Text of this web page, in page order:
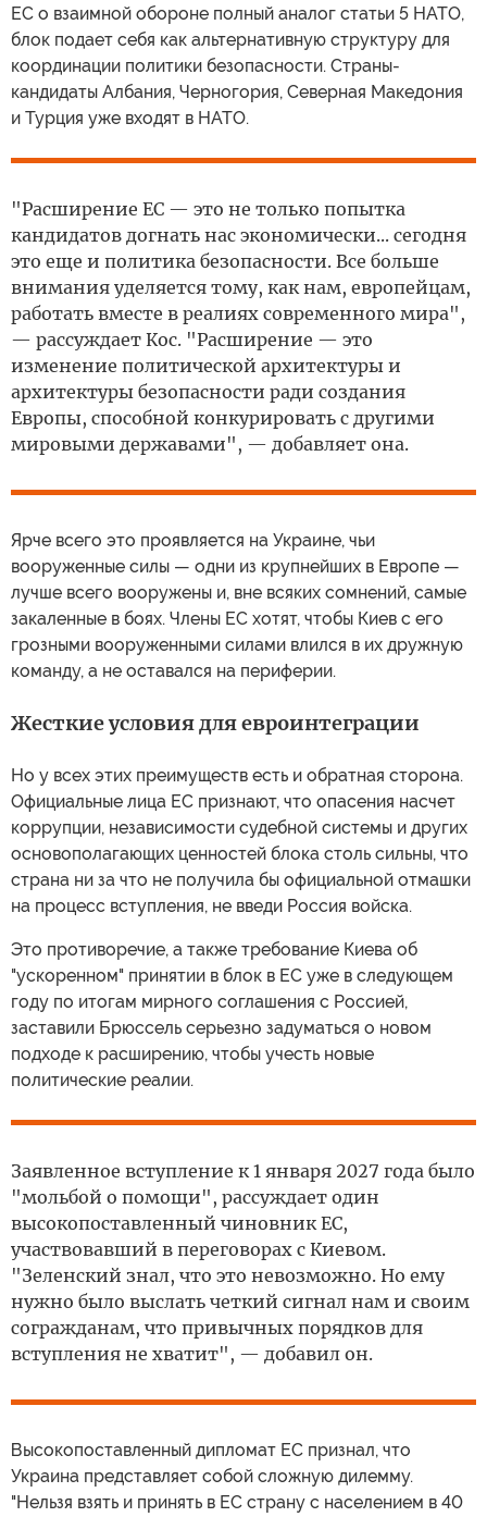
ЕС о взаимной обороне полный аналог статьи 5 НАТО,
блок подает себя как альтернативную структуру для
координации политики безопасности. Страны-
кандидаты Албания, Черногория, Северная Македония
и Турция уже входят в НАТО.
"Расширение ЕС — это не только попытка
кандидатов догнать нас экономически... сегодня
это еще и политика безопасности. Все больше
внимания уделяется тому, как нам, европейцам,
работать вместе в реалиях современного мира",
— рассуждает Кос. "Расширение — это
изменение политической архитектуры и
архитектуры безопасности ради создания
Европы, способной конкурировать с другими
мировыми державами", — добавляет она.
Ярче всего это проявляется на Украине, чьи
вооруженные силы — одни из крупнейших в Европе —
лучше всего вооружены и, вне всяких сомнений, самые
закаленные в боях. Члены ЕС хотят, чтобы Киев с его
грозными вооруженными силами влился в их дружную
команду, а не оставался на периферии.
Жесткие условия для евроинтеграции
Но у всех этих преимуществ есть и обратная сторона.
Официальные лица ЕС признают, что опасения насчет
коррупции, независимости судебной системы и других
основополагающих ценностей блока столь сильны, что
страна ни за что не получила бы официальной отмашки
на процесс вступления, не введи Россия войска.
Это противоречие, а также требование Киева об
"ускоренном" принятии в блок в ЕС уже в следующем
году по итогам мирного соглашения с Россией,
заставили Брюссель серьезно задуматься о новом
подходе к расширению, чтобы учесть новые
политические реалии.
Заявленное вступление к 1 января 2027 года было
"мольбой о помощи", рассуждает один
высокопоставленный чиновник ЕС,
участвовавший в переговорах с Киевом.
"Зеленский знал, что это невозможно. Но ему
нужно было выслать четкий сигнал нам и своим
согражданам, что привычных порядков для
вступления не хватит", — добавил он.
Высокопоставленный дипломат ЕС признал, что
Украина представляет собой сложную дилемму.
"Нельзя взять и принять в ЕС страну с населением в 40